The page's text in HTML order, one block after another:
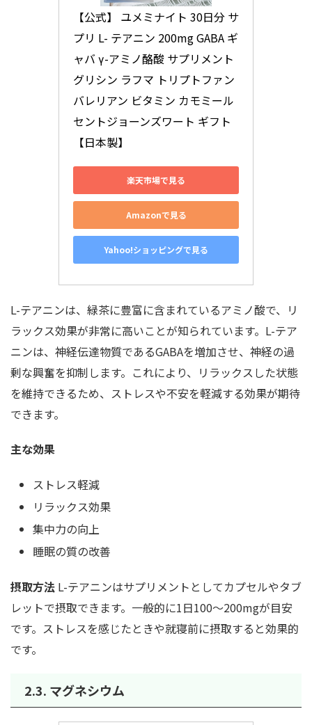
【公式】 ユメミナイト 30日分 サ
プリ L- テアニン 200mg GABA ギ
ャバ γ-アミノ酪酸 サプリメント
グリシン ラフマ トリプトファン
バレリアン ビタミン カモミール
セントジョーンズワート ギフト
【日本製】
楽天市場で見る
Amazonで見る
Yahoo!ショッピングで見る
L-テアニンは、緑茶に豊富に含まれているアミノ酸で、リ
ラックス効果が非常に高いことが知られています。L-テア
ニンは、神経伝達物質であるGABAを増加させ、神経の過
剰な興奮を抑制します。これにより、リラックスした状態
を維持できるため、ストレスや不安を軽減する効果が期待
できます。
主な効果
ストレス軽減
リラックス効果
集中力の向上
睡眠の質の改善
摂取方法 L-テアニンはサプリメントとしてカプセルやタブ
レットで摂取できます。一般的に1日100〜200mgが目安
です。ストレスを感じたときや就寝前に摂取すると効果的
です。
2.3. マグネシウム